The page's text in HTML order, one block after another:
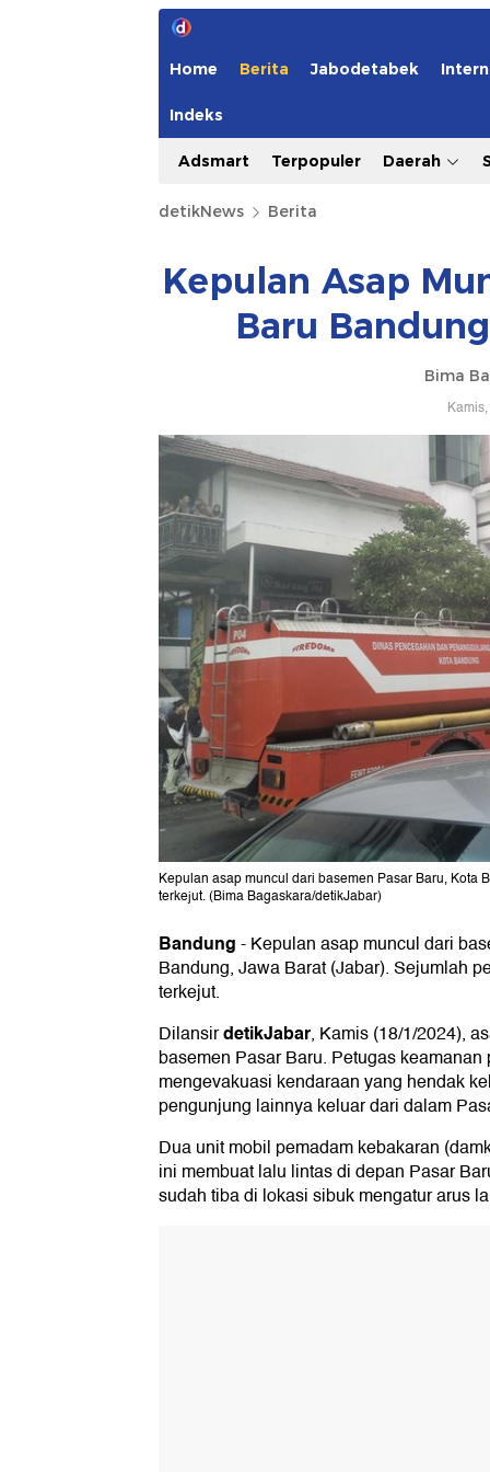
Home Berita Jabodetabek
Indeks
Adsmart Terpopuler Daerah
detikNews Berita
Kepulan Asap
Baru
Bima
Kepulan asap muncul dari basemen Pasar Baru, Kota
terkejut. (Bima Bagaskara/detikJabar)
Bandung-Kepulan asap muncul dari
Bandung, Jawa Barat (Jabar). Sejumlah
terkejut.
DilansirdetikJabar, Kamis (18/1/2024),
basemen Pasar Baru. Petugas
mengevakuasi kendaraan yang hendak
pengunjung lainnya keluar dari dalam
Dua unit mobil pemadam kebakaran
ini membuat lalu lintas di depan Pasar
sudah tiba di lokasi sibuk mengatur arus